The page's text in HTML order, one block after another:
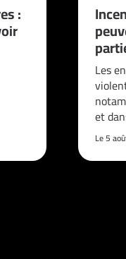
:
Les
et
Le 5